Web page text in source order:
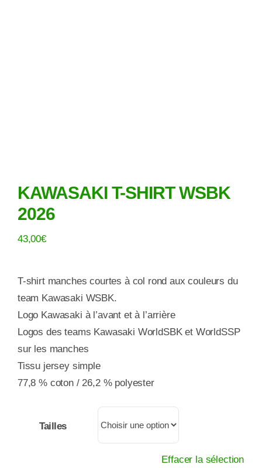
KAWASAKI T-SHIRT WSBK
2026
43,00€
T-shirt manches courtes à col rond aux couleurs du
team Kawasaki WSBK.
Logo Kawasaki à l’avant et à l’arrière
Logos des teams Kawasaki WorldSBK et WorldSSP
sur les manches
Tissu jersey simple
77,8 % coton / 26,2 % polyester
Tailles
Effacer la sélection